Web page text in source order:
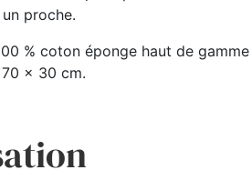
proche.
% coton éponge haut de
70 x 30 cm.